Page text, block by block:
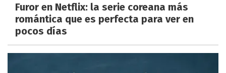
Furor en Netflix: la serie coreana más
romántica que es perfecta para ver en
pocos días